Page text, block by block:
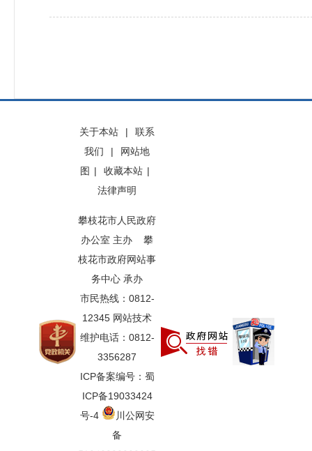
关于本站 |
联系
我们
|
网站地
图 | 收藏本站 |
法律声明
攀枝花市人民政府
办公室 主办 攀
枝花市政府网站事
务中心 承办
市民热线：0812-
12345 网站技术
维护电话：0812-
3356287
ICP备案编号：蜀
ICP备19033424
号-4
川公网安
备